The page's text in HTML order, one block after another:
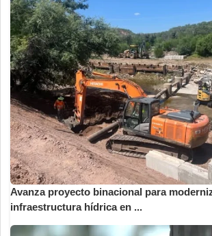
Avanza proyecto binacional para
infraestructura hídrica en ...